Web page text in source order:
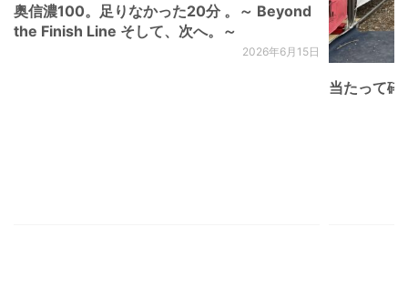
奥信濃100。足りなかった20分 。～ Beyond
the Finish Line そして、次へ。～
2026年6月15日
当たって砕